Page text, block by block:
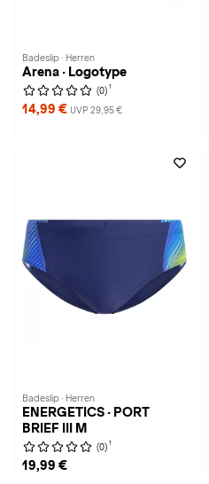
Badeslip · Herren
Arena · Logotype
(0) 1
14,99 € UVP 29,95 €
Badeslip · Herren
ENERGETICS · PORT
BRIEF III M
(0) 1
19,99 €